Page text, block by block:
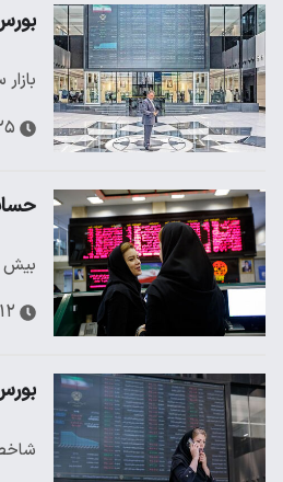
۲۵
بیش از یک هزار و ۱۷۰ میلیارد
۱۲ خرداد ۱۴۰۴